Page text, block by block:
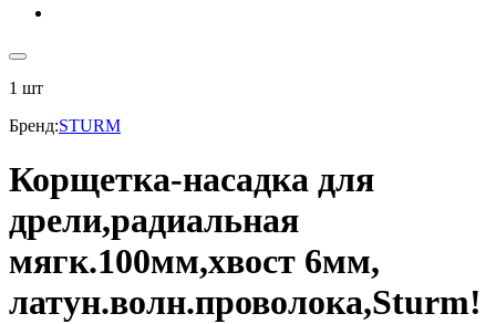
1 шт
Бренд:STURM
Корщетка-насадка для
дрели,радиальная
мягк.100мм,хвост 6мм,
латун.волн.проволока,Sturm!